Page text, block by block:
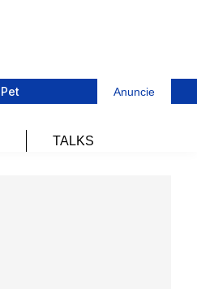
Pet Anuncie
TALKS